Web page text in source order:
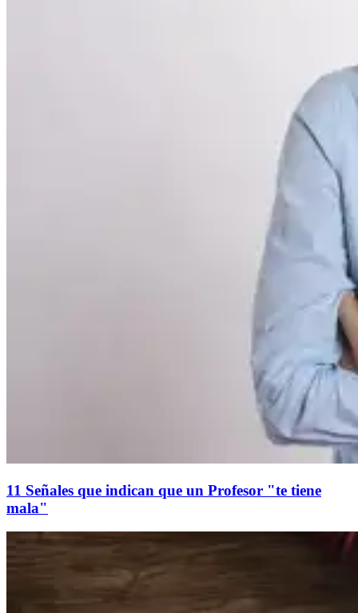
11 Señales que indican que un Profesor "te tiene
mala"